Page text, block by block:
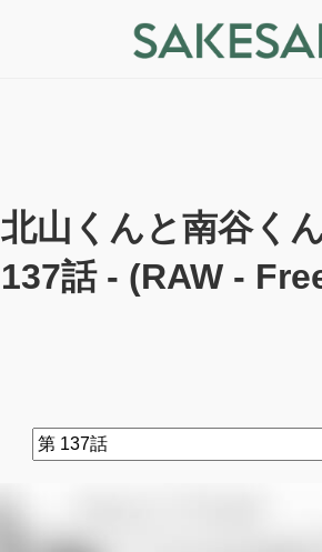
北山くんと南谷く
137話 - (RAW -